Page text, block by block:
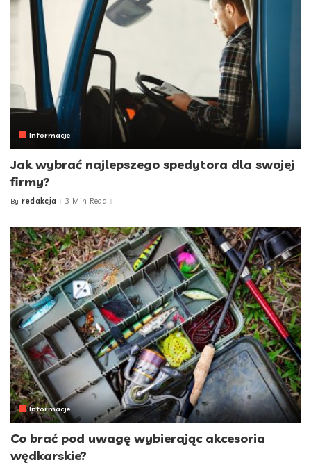
Informacje
Jak wybrać najlepszego spedytora dla swojej
firmy?
Posted
By redakcja 3 Min Read
Informacje
Co brać pod uwagę wybierając akcesoria
wędkarskie?